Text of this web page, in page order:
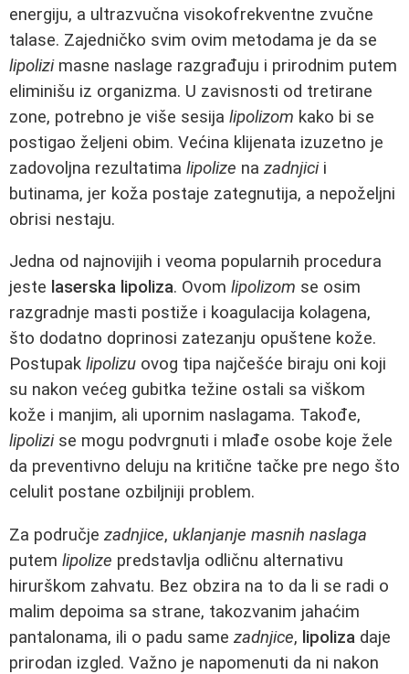
energiju, a ultrazvučna visokofrekventne zvučne
talase. Zajedničko svim ovim metodama je da se
lipolizimasne naslage razgrađuju i prirodnim putem
eliminišu iz organizma. U zavisnosti od tretirane
zone, potrebno je više sesija lipolizom kako bi se
postigao željeni obim. Većina klijenata izuzetno je
zadovoljna rezultatima lipolize na zadnjicii
butinama, jer koža postaje zategnutija, a nepoželjni
obrisi nestaju.
Jedna od najnovijih i veoma popularnih procedura
jeste laserska lipoliza. Ovom lipolizom se osim
razgradnje masti postiže i koagulacija kolagena,
što dodatno doprinosi zatezanju opuštene kože.
Postupak lipolizu ovog tipa najčešće biraju oni koji
su nakon većeg gubitka težine ostali sa viškom
kože i manjim, ali upornim naslagama. Takođe,
lipolizise mogu podvrgnuti i mlađe osobe koje žele
da preventivno deluju na kritične tačke pre nego što
celulit postane ozbiljniji problem.
Za područje zadnjice, uklanjanje masnih naslaga
putem lipolize predstavlja odličnu alternativu
hirurškom zahvatu. Bez obzira na to da li se radi o
malim depoima sa strane, takozvanim jahaćim
pantalonama, ili o padu same zadnjice, lipoliza daje
prirodan izgled. Važno je napomenuti da ni nakon